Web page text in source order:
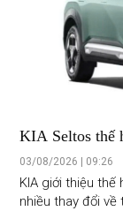
KIA Seltos thế
hộp số 8AT,
03/08/2026 | 09:26
KIA giới thiệu
nhiều thay đổi